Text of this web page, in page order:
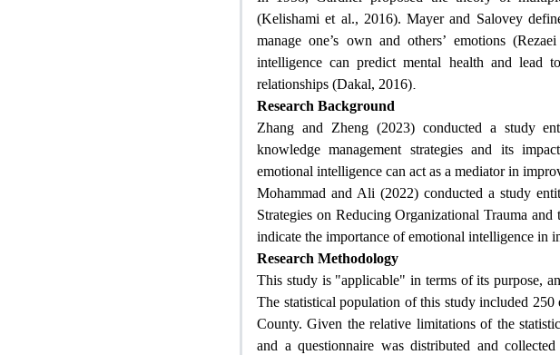
(Kelishami et al., 2016). Mayer and Salovey
manage one’s own and others’ emotions
intelligence can predict mental health and lead
relationships (Dakal, 2016).
Research Background
Zhang and Zheng (2023) conducted a study
knowledge management strategies and its
emotional intelligence can act as a mediator in
Mohammad and Ali (2022) conducted a study
Strategies on Reducing Organizational Trauma
indicate the importance of emotional intelligence in
Research Methodology
This study is "applicable" in terms of its purpose,
The statistical population of this study included
County. Given the relative limitations of the
and a questionnaire was distributed and